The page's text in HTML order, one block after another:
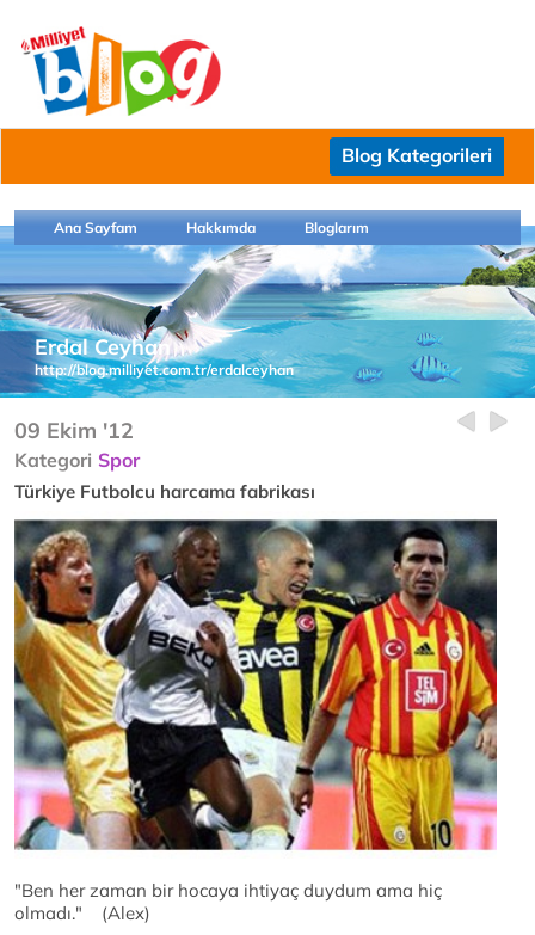
Blog Kategorileri
Ana Sayfam Hakkımda Bloglarım
Erdal Ceyhan
http://blog.milliyet.com.tr/erdalceyhan
09 Ekim '12
Kategori Spor
Türkiye Futbolcu harcama fabrikası
"Ben her zaman bir hocaya ihtiyaç duydum ama hiç
olmadı." (Alex)